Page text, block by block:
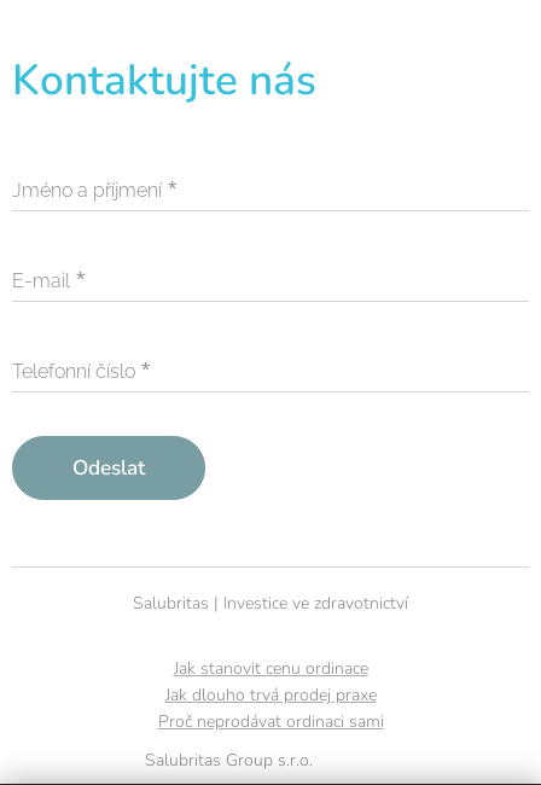
Kontaktujte nás
Jméno a příjmení
E-mail
Telefonní číslo
Odeslat
Salubritas | Investice ve zdravotnictví
Jak stanovit cenu ordinace
Jak dlouho trvá prodej praxe
Proč neprodávat ordinaci sami
Salubritas Group s.r.o.